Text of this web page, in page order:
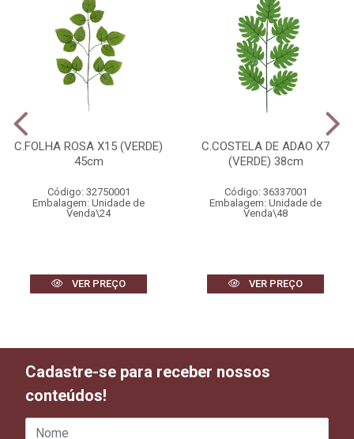
C.FOLHA ROSA X15 (VERDE)
45cm
Código: 32750001
Embalagem: Unidade de
Venda\24
VER PREÇO
C.COSTELA DE ADAO X7
(VERDE) 38cm
Código: 36337001
Embalagem: Unidade de
Venda\48
VER PREÇO
Cadastre-se para receber nossos
conteúdos!